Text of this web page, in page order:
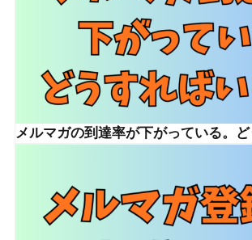
メルマガの到達率が下がっている。